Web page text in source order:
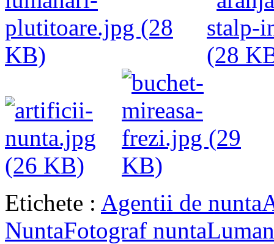
Etichete : Agentii de nunta
NuntaFotograf nunta